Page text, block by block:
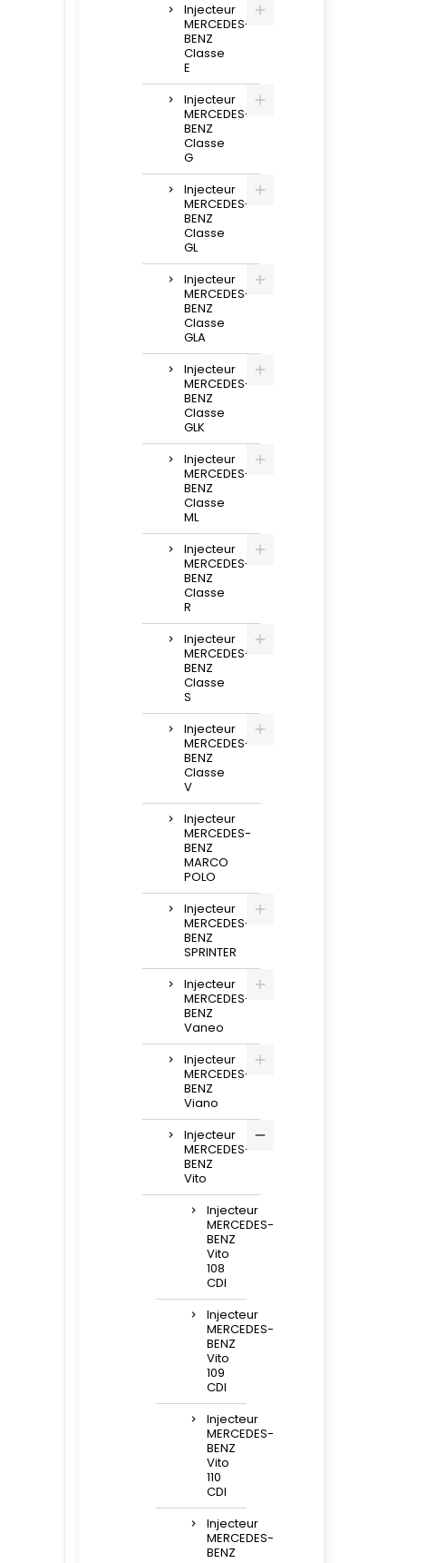
Injecteur
MERCEDES-
BENZ
Classe
E
Injecteur
MERCEDES-
BENZ
Classe
G
Injecteur
MERCEDES-
BENZ
Classe
GL
Injecteur
MERCEDES-
BENZ
Classe
GLA
Injecteur
MERCEDES-
BENZ
Classe
GLK
Injecteur
MERCEDES-
BENZ
Classe
ML
Injecteur
MERCEDES-
BENZ
Classe
R
Injecteur
MERCEDES-
BENZ
Classe
S
Injecteur
MERCEDES-
BENZ
Classe
V
Injecteur
MERCEDES-
BENZ
MARCO
POLO
Injecteur
MERCEDES-
BENZ
SPRINTER
Injecteur
MERCEDES-
BENZ
Vaneo
Injecteur
MERCEDES-
BENZ
Viano
Injecteur
MERCEDES-
BENZ
Vito
Injecteur
MERCEDES-
BENZ
Vito
108
CDI
Injecteur
MERCEDES-
BENZ
Vito
109
CDI
Injecteur
MERCEDES-
BENZ
Vito
110
CDI
Injecteur
MERCEDES-
BENZ